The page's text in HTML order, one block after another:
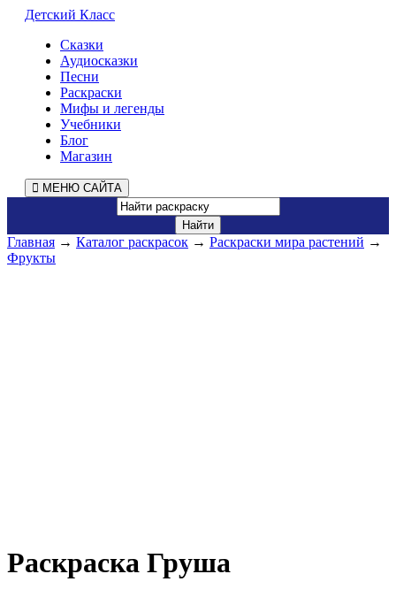
Детский Класс
Сказки
Аудиосказки
Песни
Раскраски
Мифы и легенды
Учебники
Блог
Магазин
МЕНЮ САЙТА
Главная → Каталог раскрасок → Раскраски мира растений →
Фрукты
Раскраска Груша